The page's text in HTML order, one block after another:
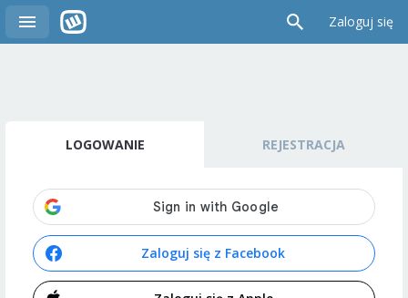
Zaloguj się
LOGOWANIE REJESTRACJA
Zaloguj się z Facebook